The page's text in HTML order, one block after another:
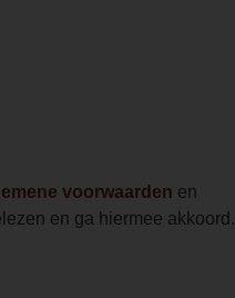
voorwaarden en
en ga hiermee akkoord.